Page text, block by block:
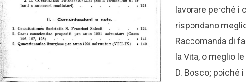
lavorare perché i
rispondano
Raccomanda di
la Vita, o meglio
D. Bosco; poiché